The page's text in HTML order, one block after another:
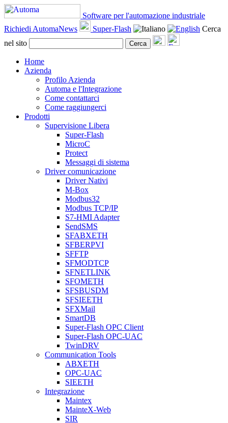
Software per l'automazione industriale
Richiedi AutomaNews
Super-Flash
Cerca
nel sito
Cerca
Home
Azienda
Profilo Azienda
Automa e l'Integrazione
Come contattarci
Come raggiungerci
Prodotti
Supervisione Libera
Super-Flash
MicroC
Protect
Messaggi di sistema
Driver comunicazione
Driver Nativi
M-Box
Modbus32
Modbus TCP/IP
S7-HMI Adapter
SendSMS
SFABXETH
SFBERPVI
SFFTP
SFMODTCP
SFNETLINK
SFOMETH
SFSBUSDM
SFSIEETH
SFXMail
SmartDB
Super-Flash OPC Client
Super-Flash OPC-UAC
TwinDRV
Communication Tools
ABXETH
OPC-UAC
SIEETH
Integrazione
Maintex
MainteX-Web
SIR